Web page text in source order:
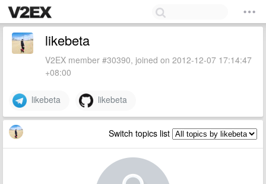
likebeta
V2EX member #30390, joined on 2012-12-07 17:14:47
+08:00
likebeta likebeta
Switch topics list